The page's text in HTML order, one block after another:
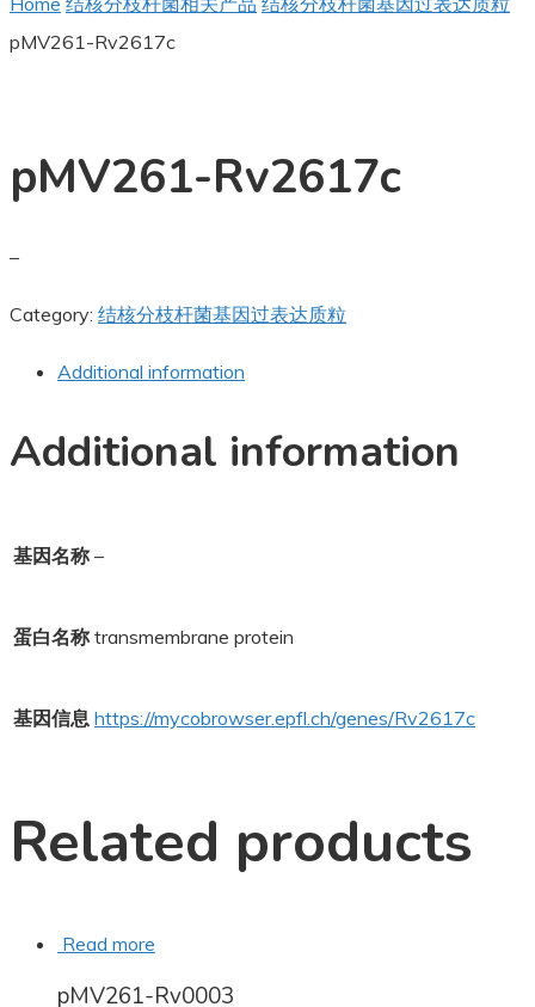
pMV261-Rv2617c
pMV261-Rv2617c
–
Category: 结核分枝杆菌基因过表达质粒
Additional information
Additional information
基因名称 –
蛋白名称 transmembrane protein
基因信息 https://mycobrowser.epfl.ch/genes/Rv2617c
Related products
Read more
pMV261-Rv0003